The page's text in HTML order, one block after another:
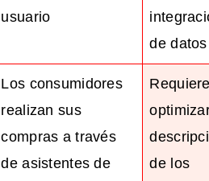
usuario
de datos
Los consumidores
realizan sus
compras a través
de asistentes de
de los